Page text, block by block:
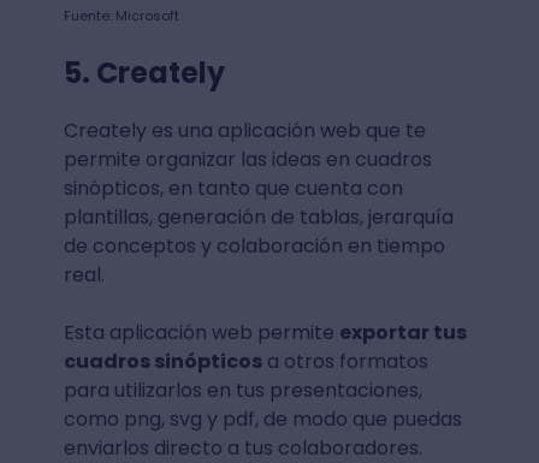
Fuente: Microsoft
5. Creately
Creately es una aplicación web que te
permite organizar las ideas en cuadros
sinópticos, en tanto que cuenta con
plantillas, generación de tablas, jerarquía
de conceptos y colaboración en tiempo
real.
Esta aplicación web permite exportar tus
cuadros sinópticosa otros formatos
para utilizarlos en tus presentaciones,
como png, svg y pdf, de modo que puedas
enviarlos directo a tus colaboradores.